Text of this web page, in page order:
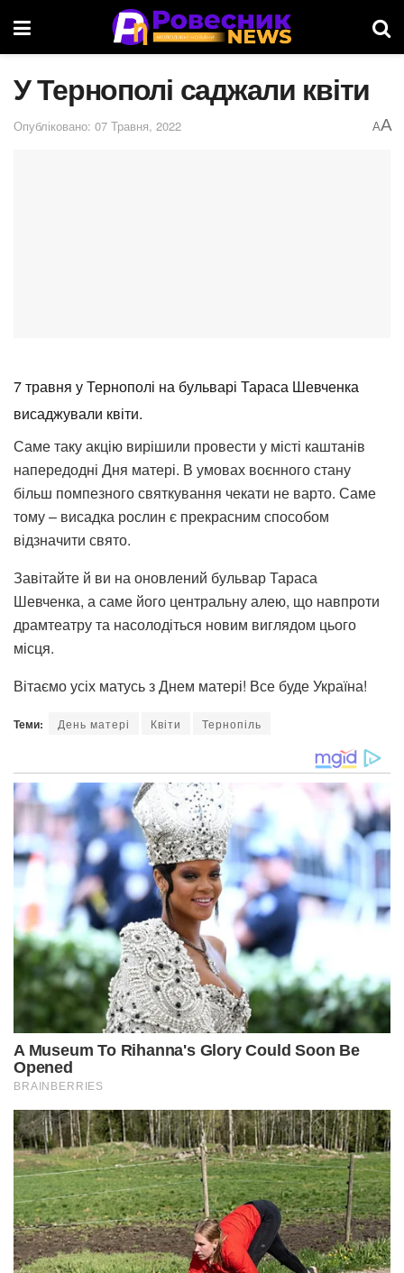
У Тернополі саджали квіти
Опубліковано: 07 Травня, 2022 AA
7 травня у Тернополі на бульварі Тараса Шевченка
висаджували квіти.
Саме таку акцію вирішили провести у місті каштанів
напередодні Дня матері. В умовах воєнного стану
більш помпезного святкування чекати не варто. Саме
тому – висадка рослин є прекрасним способом
відзначити свято.
Завітайте й ви на оновлений бульвар Тараса
Шевченка, а саме його центральну алею, що навпроти
драмтеатру та насолодіться новим виглядом цього
місця.
Вітаємо усіх матусь з Днем матері! Все буде Україна!
Теми: День матері Квіти Тернопіль